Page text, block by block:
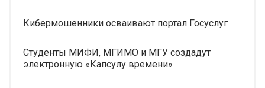
Кибермошенники осваивают портал Госуслуг
Студенты МИФИ, МГИМО и МГУ создадут
электронную «Капсулу времени»